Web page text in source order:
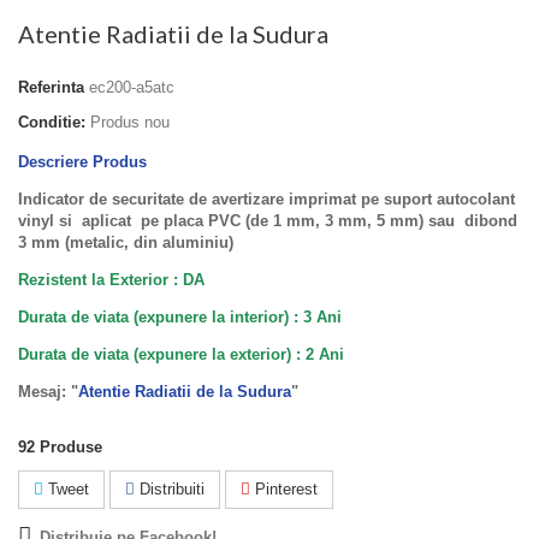
Atentie Radiatii de la Sudura
Referinta ec200-a5atc
Conditie: Produs nou
Descriere Produs
Indicator de securitate de avertizare imprimat pe suport autocolant
vinyl si aplicat pe placa PVC (de 1 mm, 3 mm, 5 mm) sau dibond
3 mm (metalic, din aluminiu)
Rezistent la Exterior : DA
Durata de viata (expunere la interior) : 3 Ani
Durata de viata (expunere la exterior) : 2 Ani
Mesaj: "Atentie Radiatii de la Sudura"
92 Produse
Tweet Distribuiti Pinterest